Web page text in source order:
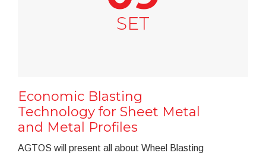
SET
Economic Blasting
Technology for Sheet Metal
and Metal Profiles
AGTOS will present all about Wheel Blasting